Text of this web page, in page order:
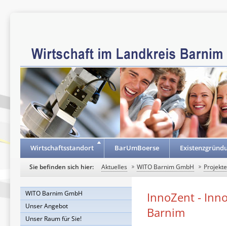
Wirtschaftsstandort BarUmBoerse
Sie befinden sich hier: Aktuelles WITO Barnim GmbH
WITO Barnim GmbH
Unser Angebot
Unser Raum für Sie!
InnoZent -
Barnim